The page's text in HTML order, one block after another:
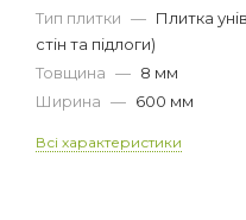
Тип плитки — Плитка
стін та підлоги)
Товщина — 8 мм
Ширина — 600 мм
Всі характеристики